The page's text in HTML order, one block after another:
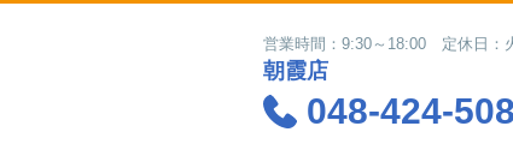
営業時間：9:30～18:00 定休日：
朝霞店
048-424-